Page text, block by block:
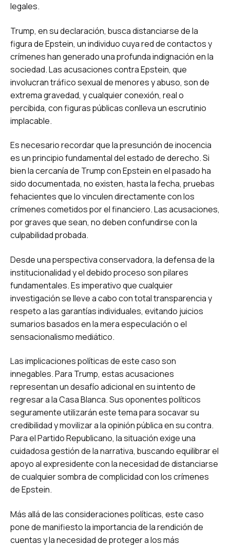
legales.
Trump, en su declaración, busca distanciarse de la
figura de Epstein, un individuo cuya red de contactos y
crímenes han generado una profunda indignación en la
sociedad. Las acusaciones contra Epstein, que
involucran tráfico sexual de menores y abuso, son de
extrema gravedad, y cualquier conexión, real o
percibida, con figuras públicas conlleva un escrutinio
implacable.
Es necesario recordar que la presunción de inocencia
es un principio fundamental del estado de derecho. Si
bien la cercanía de Trump con Epstein en el pasado ha
sido documentada, no existen, hasta la fecha, pruebas
fehacientes que lo vinculen directamente con los
crímenes cometidos por el financiero. Las acusaciones,
por graves que sean, no deben confundirse con la
culpabilidad probada.
Desde una perspectiva conservadora, la defensa de la
institucionalidad y el debido proceso son pilares
fundamentales. Es imperativo que cualquier
investigación se lleve a cabo con total transparencia y
respeto a las garantías individuales, evitando juicios
sumarios basados en la mera especulación o el
sensacionalismo mediático.
Las implicaciones políticas de este caso son
innegables. Para Trump, estas acusaciones
representan un desafío adicional en su intento de
regresar a la Casa Blanca. Sus oponentes políticos
seguramente utilizarán este tema para socavar su
credibilidad y movilizar a la opinión pública en su contra.
Para el Partido Republicano, la situación exige una
cuidadosa gestión de la narrativa, buscando equilibrar el
apoyo al expresidente con la necesidad de distanciarse
de cualquier sombra de complicidad con los crímenes
de Epstein.
Más allá de las consideraciones políticas, este caso
pone de manifiesto la importancia de la rendición de
cuentas y la necesidad de proteger a los más